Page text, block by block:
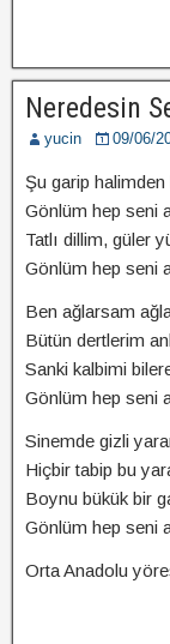
Neredesin
yucin 09/06/
Şu garip
Gönlüm hep seni
Tatlı dillim, güler
Gönlüm hep seni
Ben ağlarsam
Bütün dertlerim
Sanki kalbimi
Gönlüm hep seni
Sinemde gizli
Hiçbir tabip bu
Boynu bükük bir
Gönlüm hep seni
Orta Anadolu